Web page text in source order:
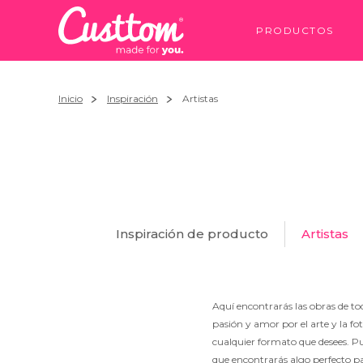
PRODUCTOS
Inicio Inspiración Artistas
Inspiración de producto Artistas
Aquí encontrarás las obras de
pasión y amor por el arte y la
cualquier formato que desees.
que encontrarás algo perfecto